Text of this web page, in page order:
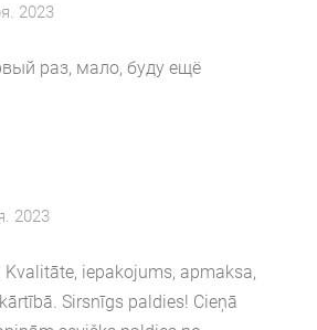
2023
раз, мало, буду ещё
2023
iepakojums, apmaksa,
Sirsnīgs paldies! Cieņā